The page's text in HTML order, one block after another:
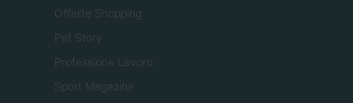
Offerte Shopping
Pet Story
Professione Lavoro
Sport Magazine